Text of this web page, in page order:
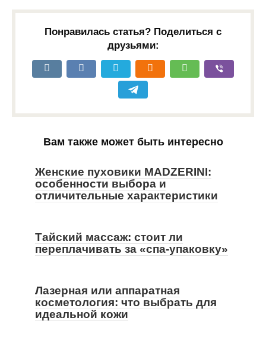
Понравилась статья? Поделиться с
друзьями:
Вам также может быть интересно
Женские пуховики MADZERINI:
особенности выбора и
отличительные характеристики
Тайский массаж: стоит ли
переплачивать за «спа-упаковку»
Лазерная или аппаратная
косметология: что выбрать для
идеальной кожи